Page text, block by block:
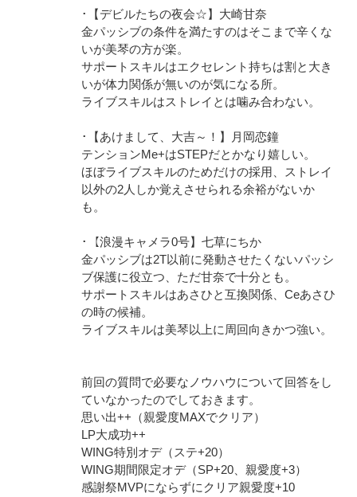
･【デビルたちの夜会☆】大崎甘奈
金パッシブの条件を満たすのはそこまで辛くな
いが美琴の方が楽。
サポートスキルはエクセレント持ちは割と大き
いが体力関係が無いのが気になる所。
ライブスキルはストレイとは噛み合わない。
･【あけまして、大吉～！】月岡恋鐘
テンションMe+はSTEPだとかなり嬉しい。
ほぼライブスキルのためだけの採用、ストレイ
以外の2人しか覚えさせられる余裕がないか
も。
･【浪漫キャメラ0号】七草にちか
金パッシブは2T以前に発動させたくないパッシ
ブ保護に役立つ、ただ甘奈で十分とも。
サポートスキルはあさひと互換関係、Ceあさひ
の時の候補。
ライブスキルは美琴以上に周回向きかつ強い。
前回の質問で必要なノウハウについて回答をし
ていなかったのでしておきます。
思い出++（親愛度MAXでクリア）
LP大成功++
WING特別オデ（ステ+20）
WING期間限定オデ（SP+20、親愛度+3）
感謝祭MVPにならずにクリア親愛度+10